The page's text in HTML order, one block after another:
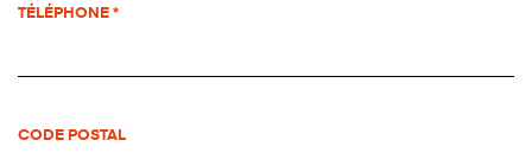
TÉLÉPHONE
CODE POSTAL